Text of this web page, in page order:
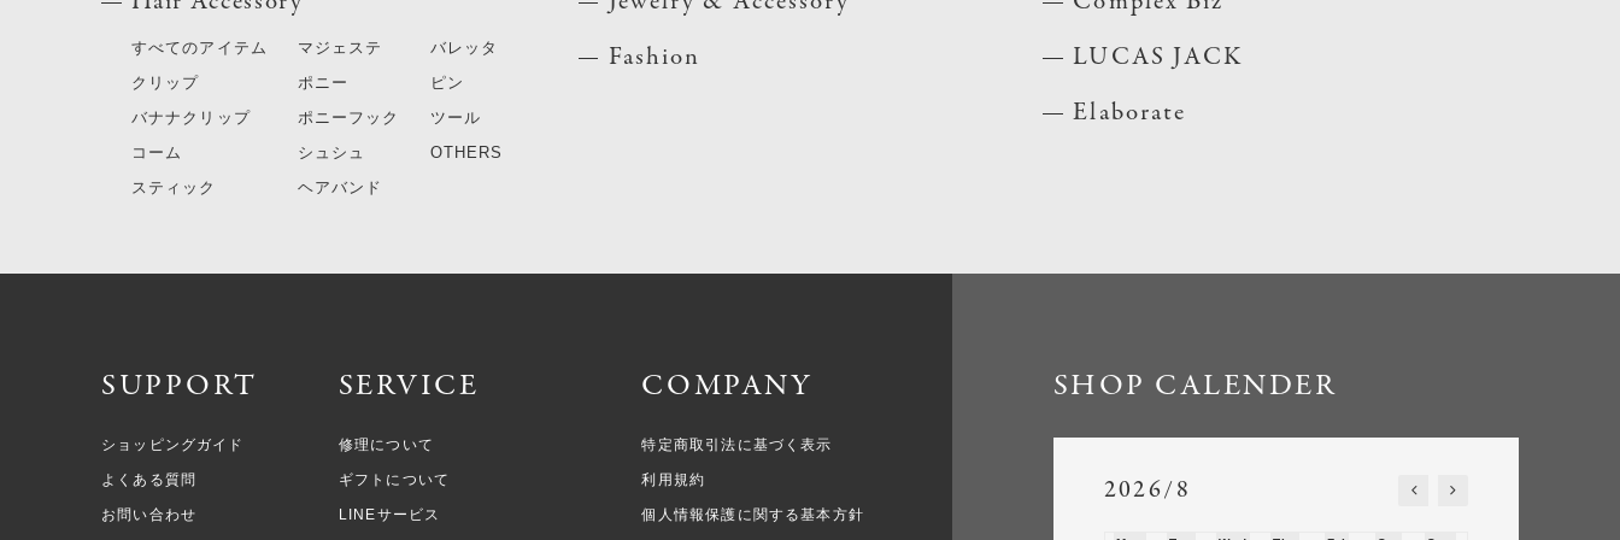
すべてのアイテム
クリップ
バナナクリップ
コーム
スティック
マジェステ
ポニー
ポニーフック
シュシュ
ヘアバンド
バレッタ
ピン
ツール
OTHERS
Fashion
LUCAS JACK
Elaborate
SUPPORT
ショッピングガイド
よくある質問
お問い合わせ
SERVICE
修理について
ギフトについて
LINEサービス
COMPANY
特定商取引法に基づく表示
利用規約
個人情報保護に関する基本方針
SHOP CALENDER
2026/8